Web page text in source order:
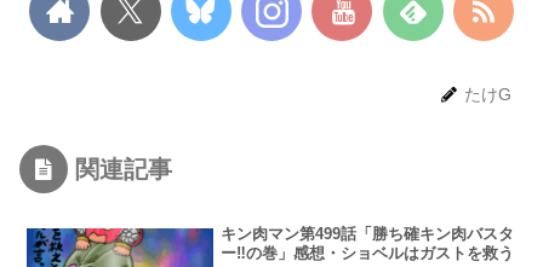
たけG
関連記事
キン肉マン第499話「勝ち確キン肉バスタ
ー‼︎の巻」感想・ショベルはガストを救う